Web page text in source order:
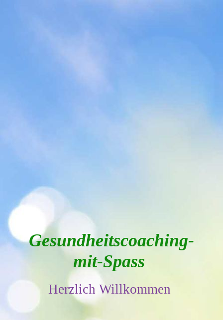
Gesundheitscoaching-
mit-Spass
Herzlich Willkommen